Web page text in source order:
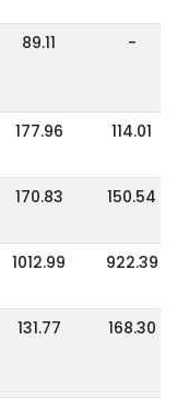
89.11 -
177.96 114.01
170.83 150.54
1012.99 922.39
131.77 168.30